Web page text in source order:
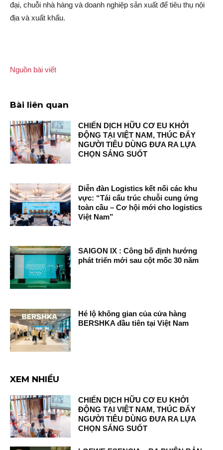
đại, chuỗi nhà hàng và doanh nghiệp sản xuất để tiêu thụ nội
địa và xuất khẩu.
Nguồn bài viết
Bài liên quan
CHIẾN DỊCH HỮU CƠ EU KHỞI
ĐỘNG TẠI VIỆT NAM, THÚC ĐẨY
NGƯỜI TIÊU DÙNG ĐƯA RA LỰA
CHỌN SÁNG SUỐT
Diễn đàn Logistics kết nối các khu
vực: “Tái cấu trúc chuỗi cung ứng
toàn cầu – Cơ hội mới cho logistics
Việt Nam”
SAIGON IX : Công bố định hướng
phát triển mới sau cột mốc 30 năm
Hé lộ không gian của cửa hàng
BERSHKA đầu tiên tại Việt Nam
XEM NHIỀU
CHIẾN DỊCH HỮU CƠ EU KHỞI
ĐỘNG TẠI VIỆT NAM, THÚC ĐẨY
NGƯỜI TIÊU DÙNG ĐƯA RA LỰA
CHỌN SÁNG SUỐT